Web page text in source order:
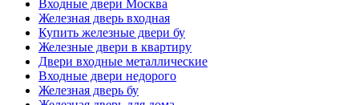
Входные двери Москва
Железная дверь входная
Купить железные двери бу
Железные двери в квартиру
Двери входные металлические
Входные двери недорого
Железная дверь бу